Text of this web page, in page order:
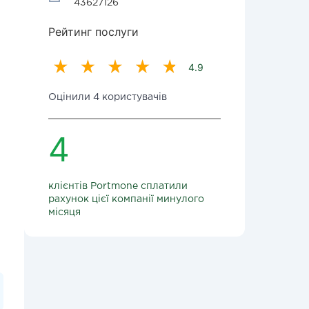
43627126
Рейтинг послуги
4.9
Оцінили 4 користувачів
4
клієнтів Portmone сплатили
рахунок цієї компанії минулого
місяця